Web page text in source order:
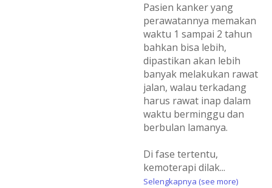
Pasien kanker yang
perawatannya memakan
waktu 1 sampai 2 tahun
bahkan bisa lebih,
dipastikan akan lebih
banyak melakukan rawat
jalan, walau terkadang
harus rawat inap dalam
waktu berminggu dan
berbulan lamanya.
Di fase tertentu,
kemoterapi dilak...
Selengkapnya (see more)